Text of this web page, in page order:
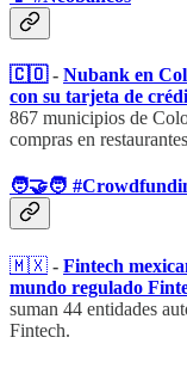
🇨🇴​​ - Nubank en
con su tarjeta de
867 municipios de
compras en
🧑‍🤝‍🧑
🇲🇽 - Fintech
mundo regulado
suman 44 entidades
Fintech.